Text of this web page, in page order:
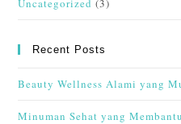
Uncategorized (3)
Recent Posts
Beauty Wellness Alami yang
Minuman Sehat yang